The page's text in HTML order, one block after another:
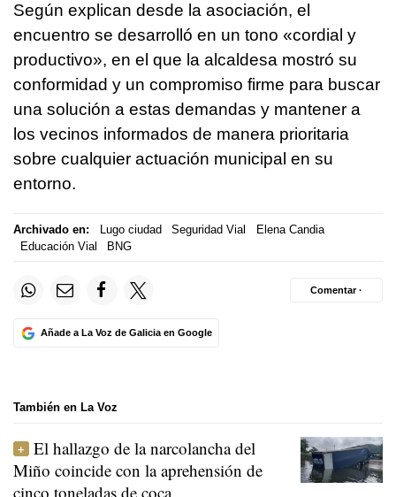
Según explican desde la asociación, el
encuentro se desarrolló en un tono «cordial y
productivo», en el que la alcaldesa mostró su
conformidad y un compromiso firme para buscar
una solución a estas demandas y mantener a
los vecinos informados de manera prioritaria
sobre cualquier actuación municipal en su
entorno.
Archivado en: Lugo ciudad Seguridad Vial
Elena Candia
Educación Vial
BNG
Añade a La Voz de Galicia en Google
Comentar ·
También en La Voz
El hallazgo de la narcolancha del
Miño coincide con la aprehensión de
cinco toneladas de coca